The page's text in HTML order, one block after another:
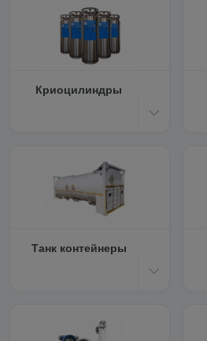
Криоцилиндры
Танк контейнеры